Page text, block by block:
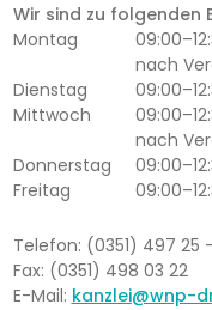
Wir sind zu folgenden
Montag
nach
Dienstag
Mittwoch
nach
Donnerstag
Freitag
Telefon: (0351) 497 25
Fax: (0351) 498 03 22
E-Mail: kanzlei@wnp-